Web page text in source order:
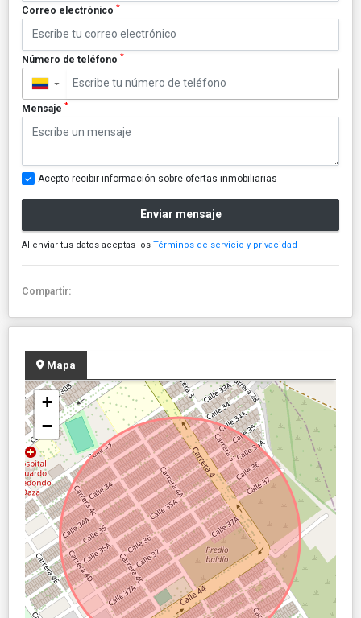
Correo electrónico *
Número de teléfono *
▼
Mensaje *
Acepto recibir información sobre ofertas inmobiliarias
Enviar mensaje
Al enviar tus datos aceptas los Términos de servicio y privacidad
Compartir:
Mapa
+
−